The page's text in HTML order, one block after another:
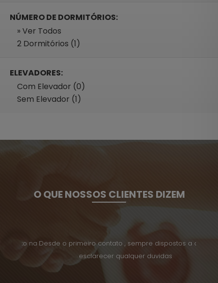
NÚMERO DE DORMITÓRIOS:
» Ver Todos
2 Dormitórios (1)
ELEVADORES:
Com Elevador (0)
Sem Elevador (1)
O QUE NOSSOS CLIENTES DIZEM
Desde o primeiro contato , sempre dispostos a ajuda
esclarecer qualquer duvidas